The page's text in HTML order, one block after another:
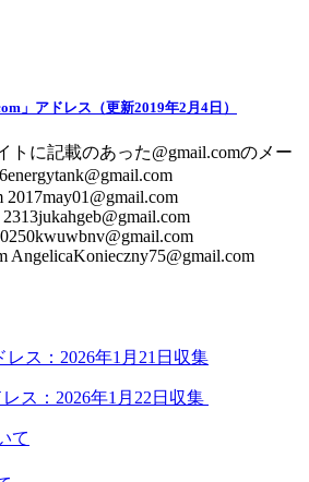
」アドレス（更新2019年2月4日）
トに記載のあった@gmail.comのメー
2017may01@gmail.com
AngelicaKonieczny75@gmail.com
ス：2026年1月21日収集
ス：2026年1月22日収集
て